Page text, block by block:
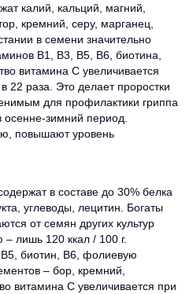
калий, кальций, магний,
кремний, серу, марганец,
в семени значительно
В1, В3, В5, В6, биотина,
витамина С увеличивается
22 раза. Это делает проростки
для профилактики гриппа
осенне-зимний период.
повышают уровень
в составе до 30% белка
углеводы, лецитин. Богаты
от семян других культур
– лишь 120 ккал / 100 г.
биотин, В6, фолиевую
– бор, кремний,
витамина С увеличивается при